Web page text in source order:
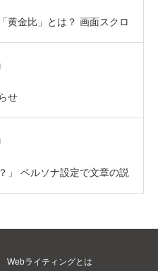
黄金比」とは？ 画面スクロ
目コントロール
せ
」 ペルソナ設定で文章の説
Webライティングとは